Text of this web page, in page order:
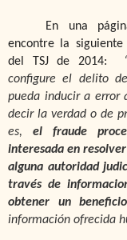
En una
encontre la
del TSJ de 2014:
configure el delito
pueda inducir a error
decir la verdad o de
es,el fraude
interesada en
alguna autoridad
través de
obtener un
información ofrecida